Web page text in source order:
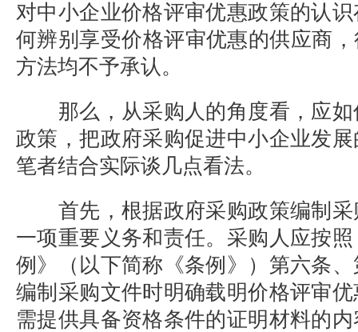
对中小企业价格评审优惠政策的认
何辨别享受价格评审优惠的供应商
方法均不予承认。
那么，从采购人的角度看，应
政策，把政府采购促进中小企业发
笔者结合实际谈几点看法。
首先，根据政府采购政策编制
一项重要义务和责任。采购人应按
例》（以下简称《条例》）第六条
编制采购文件时明确载明价格评审
需提供具备资格条件的证明材料的